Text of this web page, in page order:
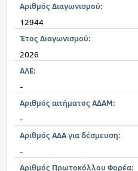
Αριθμός Διαγωνισμού:
12944
Έτος Διαγωνισμού:
2026
ΑΛΕ:
-
Αριθμός αιτήματος ΑΔΑΜ:
-
Αριθμός ΑΔΑ για δέσμευση:
-
Αριθμός Πρωτοκόλλου Φορέα: